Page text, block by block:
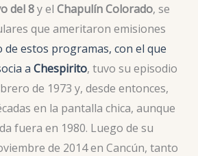
del 8y el Chapulín Colorado, se
que ameritaron emisiones
de estos programas, con el que
a Chespirito, tuvo su episodio
de 1973 y, desde entonces,
en la pantalla chica, aunque
fuera en 1980. Luego de su
de 2014 en Cancún, tanto